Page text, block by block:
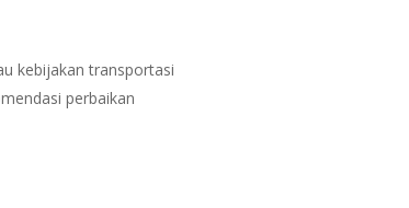
kebijakan transportasi
perbaikan